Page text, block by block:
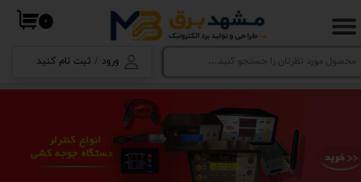
ورود / ثبت نام کنید
حساب کاربری من
تغییر گذر واژه
خروج از حساب کاربری
۰